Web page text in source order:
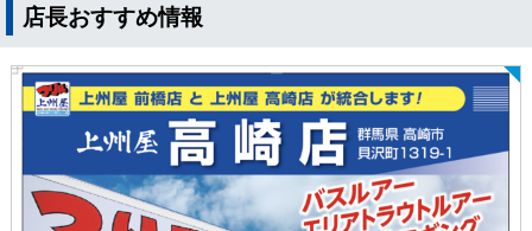
店長おすすめ情報